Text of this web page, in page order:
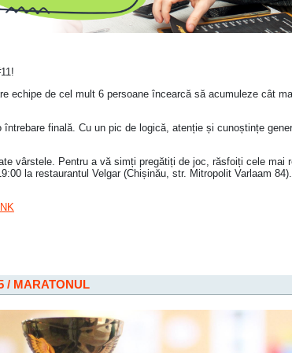
echipe de cel mult 6 persoane încearcă să acumuleze cât
finală. Cu un pic de logică, atenție și cunoștințe
vârstele. Pentru a vă simți pregătiți de joc, răsfoiți cele
la restaurantul Velgar (Chișinău, str. Mitropolit Varlaam 84).
/ MARATONUL